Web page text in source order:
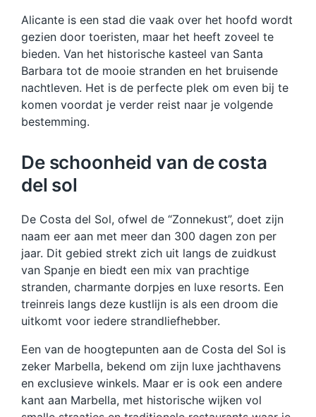
Alicante is een stad die vaak over het hoofd wordt
gezien door toeristen, maar het heeft zoveel te
bieden. Van het historische kasteel van Santa
Barbara tot de mooie stranden en het bruisende
nachtleven. Het is de perfecte plek om even bij te
komen voordat je verder reist naar je volgende
bestemming.
De schoonheid van de costa
del sol
De Costa del Sol, ofwel de “Zonnekust”, doet zijn
naam eer aan met meer dan 300 dagen zon per
jaar. Dit gebied strekt zich uit langs de zuidkust
van Spanje en biedt een mix van prachtige
stranden, charmante dorpjes en luxe resorts. Een
treinreis langs deze kustlijn is als een droom die
uitkomt voor iedere strandliefhebber.
Een van de hoogtepunten aan de Costa del Sol is
zeker Marbella, bekend om zijn luxe jachthavens
en exclusieve winkels. Maar er is ook een andere
kant aan Marbella, met historische wijken vol